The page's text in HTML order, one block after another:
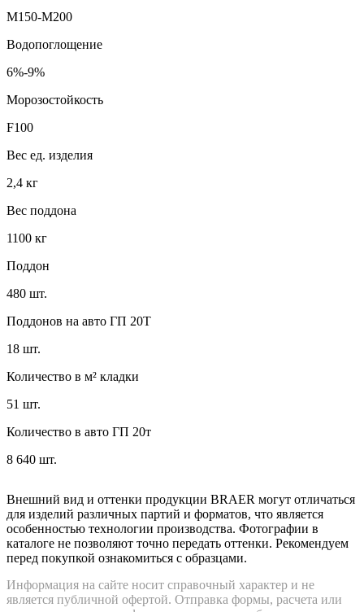
M150-M200
Водопоглощение
6%-9%
Морозостойкость
F100
Вес ед. изделия
2,4 кг
Вес поддона
1100 кг
Поддон
480 шт.
Поддонов на авто ГП 20Т
18 шт.
Количество в м² кладки
51 шт.
Количество в авто ГП 20т
8 640 шт.
Внешний вид и оттенки продукции BRAER могут отличаться
для изделий различных партий и форматов, что является
особенностью технологии производства. Фотографии в
каталоге не позволяют точно передать оттенки. Рекомендуем
перед покупкой ознакомиться с образцами.
Информация на сайте носит справочный характер и не
является публичной офертой. Отправка формы, расчета или